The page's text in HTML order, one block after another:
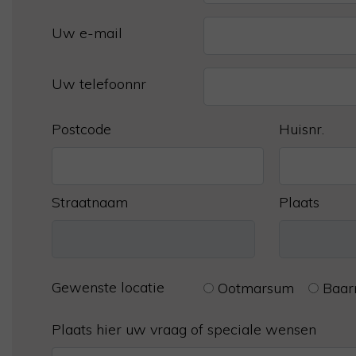
Uw e-mail
Uw telefoonnr
Postcode Huisnr.
Straatnaam Plaats
Gewenste locatie Ootmarsum
Plaats hier uw vraag of speciale wensen